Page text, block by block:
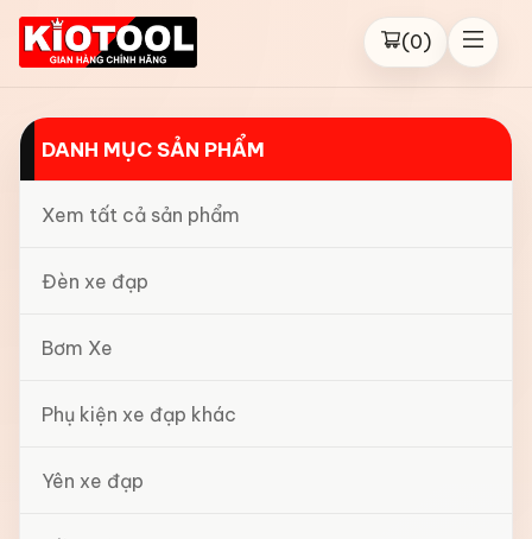
(0)
DANH MỤC SẢN PHẨM
Xem tất cả sản phẩm
Đèn xe đạp
Bơm Xe
Phụ kiện xe đạp khác
Yên xe đạp